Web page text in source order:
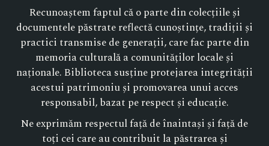
Recunoaștem faptul că o parte din colecțiile și
documentele păstrate reflectă cunoștințe, tradiții și
practici transmise de generații, care fac parte din
memoria culturală a comunităților locale și
naționale. Biblioteca susține protejarea integrității
acestui patrimoniu și promovarea unui acces
responsabil, bazat pe respect și educație.
Ne exprimăm respectul față de înaintași și față de
toți cei care au contribuit la păstrarea și